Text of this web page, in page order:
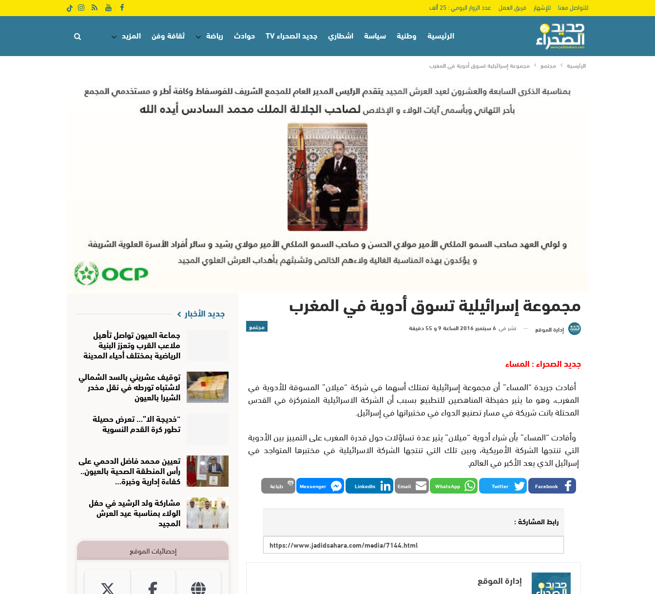
للتواصل معنا للإشهار فريق العمل عدد الزوار اليومي : 25 ألف
الرئيسية وطنية سياسة اشطاري جديد الصحراء TV حوادث رياضة ثقافة وفن المزيد
الرئيسية مجتمع مجموعة إسرائيلية تسوق أدوية في المغرب
مجموعة إسرائيلية تسوق أدوية في المغرب
مجتمع إدارة الموقع نشر في 6 سبتمبر 2016 الساعة 9 و 55 دقيقة
جديد الصحراء : المساء
أفادت جريدة “المساء” أن مجموعة إسرائيلية تمتلك أسهما في شركة “ميلان” المسوقة للأدوية في
المغرب، وهو ما يثير حفيظة المناهضين للتطبيع بسبب أن الشركة الاسرائيلية المتمركزة في القدس
المحتلة باتت شريكة في مسار تصنيع الدواء في مختبراتها في إسرائيل.
وأفادت “المساء” بأن شراء أدوية “ميلان” يثير عدة تساؤلات حول قدرة المغرب على التمييز بين الأدوية
التي تنتجها الشركة الأمريكية، وبين تلك التي تنتجها الشركة الاسرائيلية في مختبرها المتواجد في
إسرائيل الذي يعد الأكبر في العالم.
Facebook
Twitter
WhatsApp
Email
LinkedIn
Messenger طباعة
رابط المشاركة :
إدارة الموقع
جديد الأخبار
جماعة العيون تواصل تأهيل
ملاعب القرب وتعزز البنية
الرياضية بمختلف أحياء المدينة
توقيف عشريني بالسد الشمالي
لاشتباه تورطه في نقل مخدر
الشيرا بالعيون
“خديجة الا”… تعرض حصيلة
تطور كرة القدم النسوية
تعيين محمد فاضل الدحمي على
رأس المنطقة الصحية بالعيون..
كفاءة إدارية وخبرة…
مشاركة ولد الرشيد في حفل
الولاء بمناسبة عيد العرش
المجيد
إحصائيات الموقع